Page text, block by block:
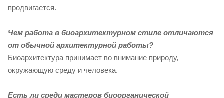
продвигается.
Чем работа в биоархитектурном стиле отличаются
от обычной архитектурной работы?
Биоархитектура принимает во внимание природу,
окружающую среду и человека.
Есть ли среди мастеров биоорганической